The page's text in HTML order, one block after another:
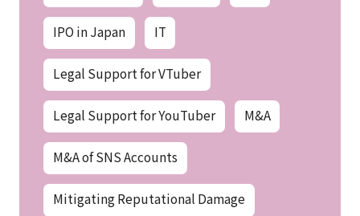
IPO in Japan IT
Legal Support for VTuber
Legal Support for YouTuber M&A
M&A of SNS Accounts
Mitigating Reputational Damage